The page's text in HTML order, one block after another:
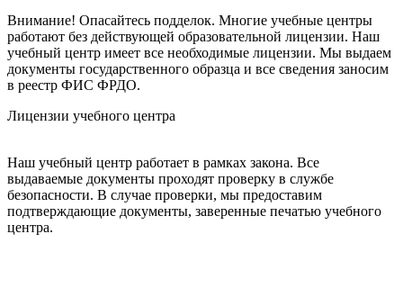
Внимание! Опасайтесь подделок. Многие учебные центры
работают без действующей образовательной лицензии. Наш
учебный центр имеет все необходимые лицензии. Мы выдаем
документы государственного образца и все сведения заносим
в реестр ФИС ФРДО.
Лицензии учебного центра
Наш учебный центр работает в рамках закона. Все
выдаваемые документы проходят проверку в службе
безопасности. В случае проверки, мы предоставим
подтверждающие документы, заверенные печатью учебного
центра.